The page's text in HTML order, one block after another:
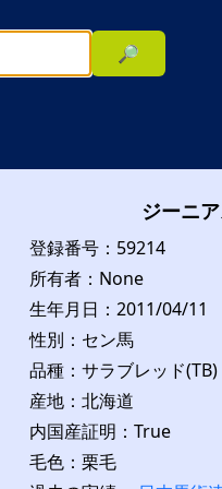
🔎
ジーニ
登録番号：59214
所有者：None
生年月日：2011/04/11
性別：セン馬
品種：サラブレッド(TB)
産地：北海道
内国産証明：True
毛色：栗毛